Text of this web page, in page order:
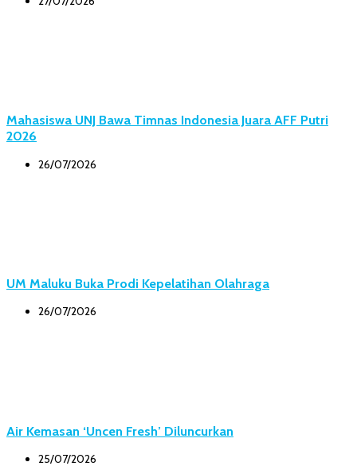
Mahasiswa UNJ Bawa Timnas Indonesia Juara AFF Putri
2026
26/07/2026
UM Maluku Buka Prodi Kepelatihan Olahraga
26/07/2026
Air Kemasan ‘Uncen Fresh’ Diluncurkan
25/07/2026